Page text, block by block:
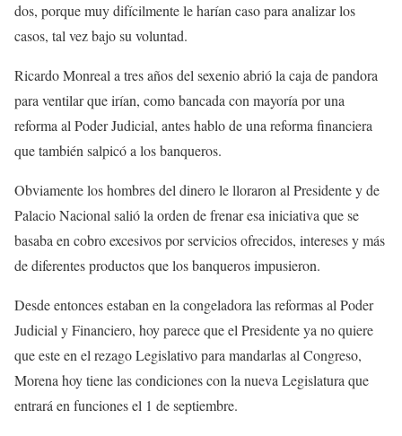
dos, porque muy difícilmente le harían caso para analizar los
casos, tal vez bajo su voluntad.
Ricardo Monreal a tres años del sexenio abrió la caja de pandora
para ventilar que irían, como bancada con mayoría por una
reforma al Poder Judicial, antes hablo de una reforma financiera
que también salpicó a los banqueros.
Obviamente los hombres del dinero le lloraron al Presidente y de
Palacio Nacional salió la orden de frenar esa iniciativa que se
basaba en cobro excesivos por servicios ofrecidos, intereses y más
de diferentes productos que los banqueros impusieron.
Desde entonces estaban en la congeladora las reformas al Poder
Judicial y Financiero, hoy parece que el Presidente ya no quiere
que este en el rezago Legislativo para mandarlas al Congreso,
Morena hoy tiene las condiciones con la nueva Legislatura que
entrará en funciones el 1 de septiembre.